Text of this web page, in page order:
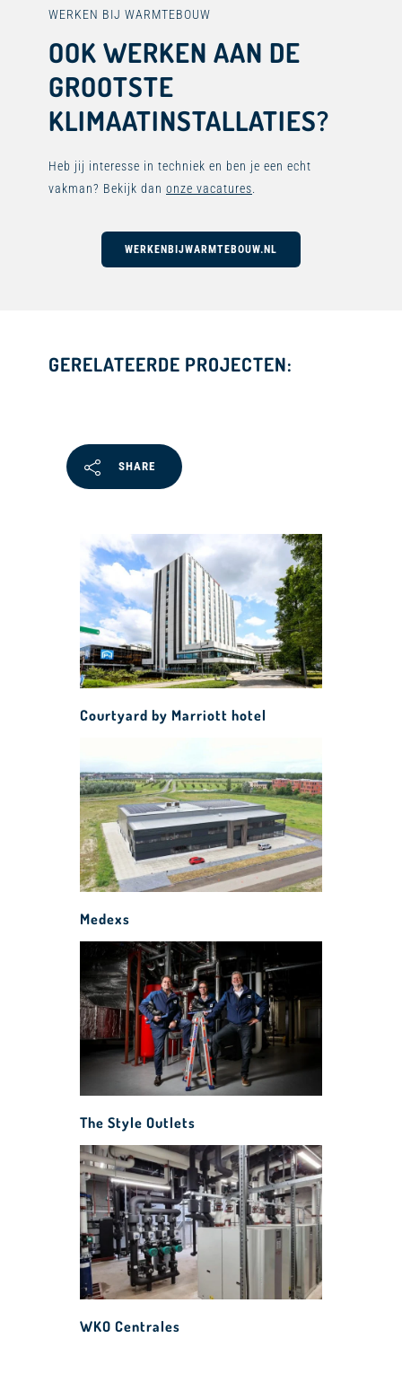
WERKEN BIJ WARMTEBOUW
OOK WERKEN AAN DE
GROOTSTE
KLIMAATINSTALLATIES?
Heb jij interesse in techniek en ben je een echt
vakman? Bekijk dan onze vacatures
WERKENBIJWARMTEBOUW.NL
GERELATEERDE PROJECTEN:
SHARE
Courtyard by Marriott hotel
Medexs
The Style Outlets
WKO Centrales